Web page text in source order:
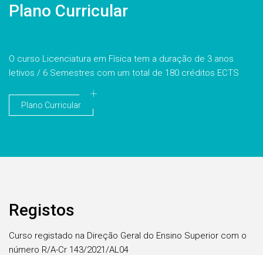
Plano Curricular
O curso Licenciatura em Física tem a duração de 3 anos
letivos / 6 Semestres com um total de 180 créditos ECTS
Plano Curricular
Registos
Curso registado na Direção Geral do Ensino Superior com o
número R/A-Cr 143/2021/AL04